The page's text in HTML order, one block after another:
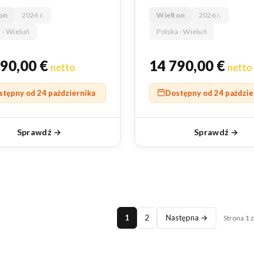
2026 r.
- Wieluń
€ netto
od 24 października
Sprawdź →
Wielton
2026 r.
Polska - Wieluń
14 790,00 € netto
Dostępny od 24
Sprawdź →
1 2 Następna → Strona 1